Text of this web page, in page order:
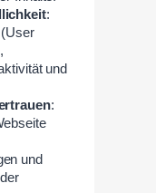
:
und
:
und